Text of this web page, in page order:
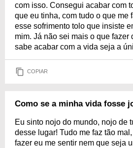
com isso. Consegui acabar com
que eu tinha, com tudo o que me
esse sofrimento tolo que insiste
mim. Já não sei mais o que fazer
sabe acabar com a vida seja a
COPIAR
Como se a minha vida fosse
Eu sinto nojo do mundo, nojo de
desse lugar! Tudo me faz tão
fazer eu me sentir nem que seja